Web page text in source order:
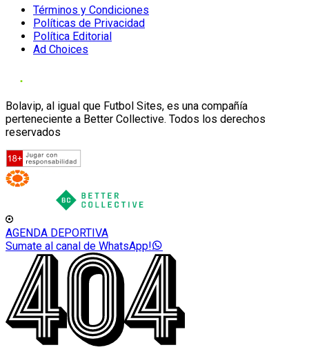
Términos y Condiciones
Políticas de Privacidad
Política Editorial
Ad Choices
Bolavip, al igual que Futbol Sites, es una compañía
perteneciente a Better Collective. Todos los derechos
reservados
AGENDA DEPORTIVA
Sumate al canal de WhatsApp!